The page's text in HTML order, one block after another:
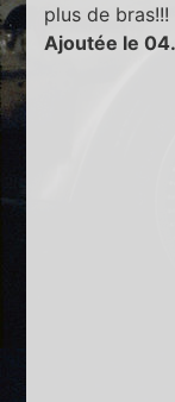
plus de bras!!!
Ajoutée le